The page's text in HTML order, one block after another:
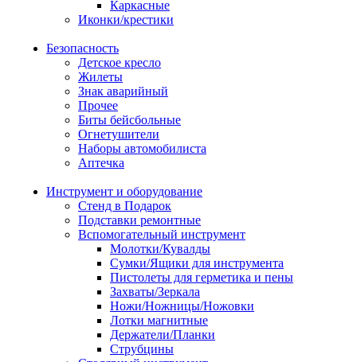
Каркасные
Иконки/крестики
Безопасность
Детское кресло
Жилеты
Знак аварийный
Прочее
Биты бейсбольные
Огнетушители
Наборы автомобилиста
Аптечка
Инструмент и оборудование
Стенд в Подарок
Подставки ремонтные
Вспомогательный инструмент
Молотки/Кувалды
Сумки/Ящики для инструмента
Пистолеты для герметика и пены
Захваты/Зеркала
Ножи/Ножницы/Ножовки
Лотки магнитные
Держатели/Планки
Струбцины